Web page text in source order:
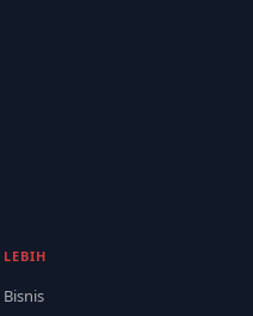
LEBIH
Bisnis